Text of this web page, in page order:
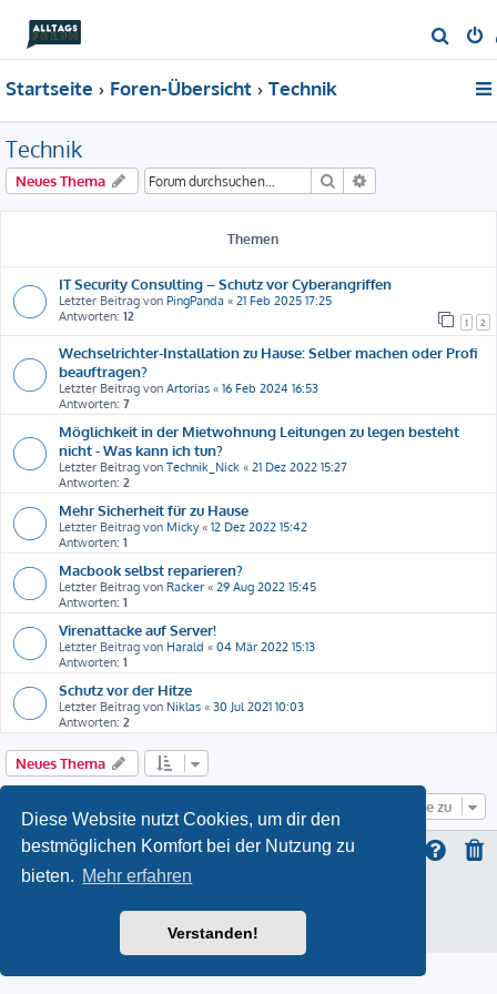
Diese Website nutzt Cookies, um dir den
bestmöglichen Komfort bei der Nutzung zu
bieten. Mehr erfahren
Verstanden!
u
Startseite Foren-Übersicht Technik
Technik
Neues Thema Suche
Themen
IT Security Consulting – Schutz vor Cyberangriffen
Letzter Beitrag von PingPanda « 21 Feb 2025 17:25
Antworten: 12 1 2
Wechselrichter-Installation zu Hause: Selber machen oder Profi
beauftragen?
Letzter Beitrag von Artorias « 16 Feb 2024 16:53
Antworten: 7
Möglichkeit in der Mietwohnung Leitungen zu legen besteht
nicht - Was kann ich tun?
Letzter Beitrag von Technik_Nick « 21 Dez 2022 15:27
Antworten: 2
Mehr Sicherheit für zu Hause
Letzter Beitrag von Micky« 12 Dez 2022 15:42
Antworten: 1
Macbook selbst reparieren?
Letzter Beitrag von Racker « 29 Aug 2022 15:45
Antworten: 1
Virenattacke auf Server!
Letzter Beitrag von Harald « 04 Mär 2022 15:13
Antworten: 1
Schutz vor der Hitze
Letzter Beitrag von Niklas « 30 Jul 2021 10:03
Antworten: 2
Neues Thema
Gehe zu
phpBB.de
Datenschutz|Nutzungsbedingungen